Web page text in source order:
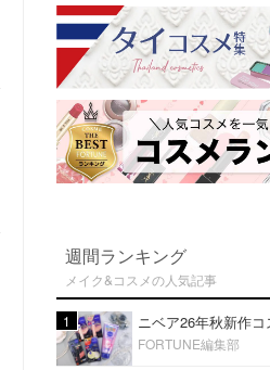
週間ランキング
メイク&コスメの人気記事
1
FORTUNE編集部